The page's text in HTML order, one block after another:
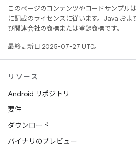
このページのコンテンツやコードサンプルは
に記載のライセンスに従います。Java お
び関連会社の商標または登録商標です。
最終更新日 2025-07-27 UTC。
リソース
Android リポジトリ
要件
ダウンロード
バイナリのプレビュー